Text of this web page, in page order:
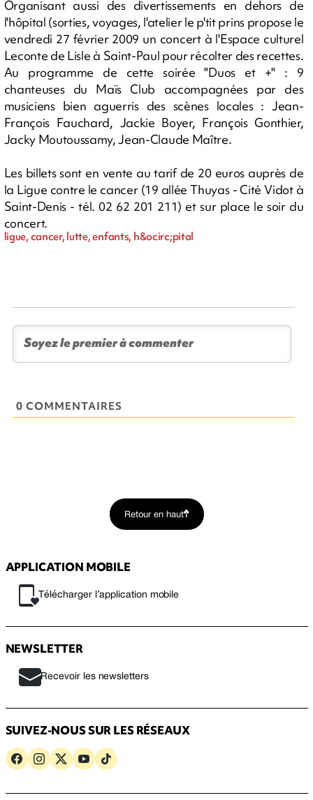
Organisant aussi des divertissements en dehors de
l'hôpital (sorties, voyages, l'atelier le p'tit prins propose le
vendredi 27 février 2009 un concert à l'Espace culturel
Leconte de Lisle à Saint-Paul pour récolter des recettes.
Au programme de cette soirée "Duos et +" : 9
chanteuses du Maïs Club accompagnées par des
musiciens bien aguerris des scènes locales : Jean-
François Fauchard, Jackie Boyer, François Gonthier,
Jacky Moutoussamy, Jean-Claude Maître.
Les billets sont en vente au tarif de 20 euros auprès de
la Ligue contre le cancer (19 allée Thuyas - Cité Vidot à
Saint-Denis - tél. 02 62 201 211) et sur place le soir du
concert.
ligue, cancer, lutte, enfants, h&ocirc;pital
0 COMMENTAIRES
Retour en haut
APPLICATION MOBILE
Télécharger l’application mobile
NEWSLETTER
Recevoir les newsletters
SUIVEZ-NOUS SUR LES RÉSEAUX